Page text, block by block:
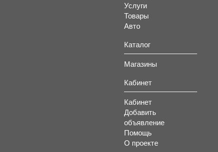
Услуги
Товары
Авто
Каталог
Магазины
Кабинет
Кабинет
Добавить
объявление
Помощь
О проекте